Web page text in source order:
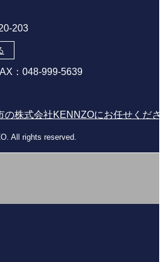
203
：048-999-5639
の株式会社KENNZOにお任せくだ
All rights reserved.